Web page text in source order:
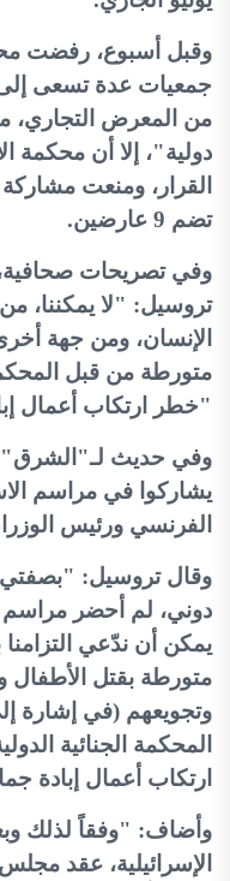
وقبل أسبوع، رفضت
جمعيات عدة تسعى إلى
من المعرض التجاري،
دولية"، إلا أن محكمة
القرار، ومنعت
تضم 9 عارضين
.
وفي تصريحات صحافية،
تروسيل: "لا يمكننا، من
الإنسان، ومن جهة
متورطة من قبل
"خطر ارتكاب أعمال
وفي حديث لـ"الشرق"،
يشاركوا في مراسم
الفرنسي ورئيس
وقال تروسيل:
دوني، لم أحضر مراسم
يمكن أن ندّعي التزامنا
متورطة بقتل الأطفال
وتجويعهم (في إشارة
المحكمة الجنائية
ارتكاب أعمال إبادة
وأضاف: "وفقاً لذلك
الإسرائيلية، عقد